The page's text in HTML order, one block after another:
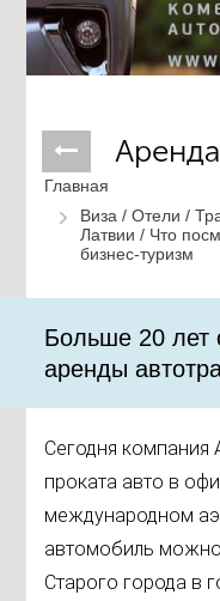
Главная
Виза /Отели /
Латвии / Что
бизнес-туризм
Больше 20 лет
аренды
Сегодня компания
проката авто в
международном
автомобиль
Старого города в